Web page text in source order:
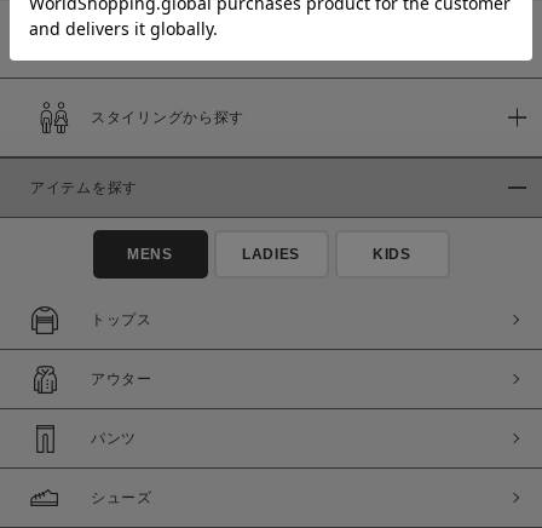
商品タイプ
通常商品
セール価格
在庫
在庫あり
予約商品
スタイリングから探す
アイテムを探す
MENS LADIES KIDS
トップス
アウター
パンツ
シューズ